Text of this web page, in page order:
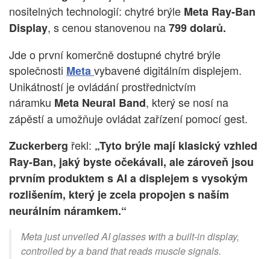
nositelných technologií: chytré brýle Meta Ray-Ban
Display, s cenou stanovenou na799 dolarů.
Jde o první komerčně dostupné chytré brýle
společnosti Metavybavené digitálním displejem.
Unikátností je ovládání prostřednictvím
náramku Meta Neural Band, který se nosí na
zápěstí a umožňuje ovládat zařízení pomocí gest.
Zuckerberg řekl: „Tyto brýle mají klasický vzhled
Ray-Ban, jaký byste očekávali, ale zároveň jsou
prvním produktem s AI a displejem s vysokým
rozlišením, který je zcela propojen s naším
neurálním náramkem.“
Meta just unveiled AI glasses with a built-in display,
controlled by a band that reads muscle signals.